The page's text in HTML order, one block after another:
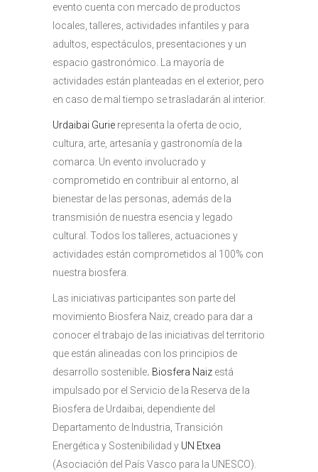
evento cuenta con mercado de productos
locales, talleres, actividades infantiles y para
adultos, espectáculos, presentaciones y un
espacio gastronómico. La mayoría de
actividades están planteadas en el exterior, pero
en caso de mal tiempo se trasladarán al interior.
Urdaibai Gurie representa la oferta de ocio,
cultura, arte, artesanía y gastronomía de la
comarca. Un evento involucrado y
comprometido en contribuir al entorno, al
bienestar de las personas, además de la
transmisión de nuestra esencia y legado
cultural. Todos los talleres, actuaciones y
actividades están comprometidos al 100% con
nuestra biosfera.
Las iniciativas participantes son parte del
movimiento Biosfera Naiz, creado para dar a
conocer el trabajo de las iniciativas del territorio
que están alineadas con los principios de
desarrollo sostenible. Biosfera Naiz está
impulsado por el Servicio de la Reserva de la
Biosfera de Urdaibai, dependiente del
Departamento de Industria, Transición
Energética y Sostenibilidad y UN Etxea
(Asociación del País Vasco para la UNESCO).